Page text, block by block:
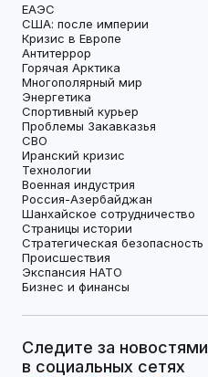
ЕАЭС
США: после империи
Кризис в Европе
Антитеррор
Горячая Арктика
Многополярный мир
Энергетика
Спортивный курьер
Проблемы Закавказья
СВО
Иранский кризис
Технологии
Военная индустрия
Россия-Азербайджан
Шанхайское сотрудничество
Страницы истории
Стратегическая безопасность
Происшествия
Экспансия НАТО
Бизнес и финансы
Следите за новостями
в социальных сетях